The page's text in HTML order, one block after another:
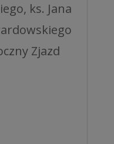
ks. Jana
Zjazd